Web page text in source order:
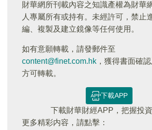
財華網所刊載內容之知識產權為財華
人專屬所有或持有。未經許可，禁止
編、複製及建立鏡像等任何使用。
如有意願轉載，請發郵件至
content@finet.com.hk ，獲得書面確
方可轉載。
下載APP
下載財華財經APP，把握投
更多精彩内容，請點擊：